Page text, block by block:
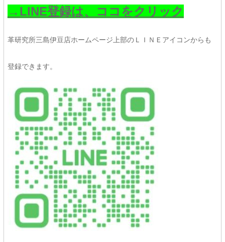
→LINE登録は、ココをクリック
革研究所三島伊豆店ホームページ上部のＬＩＮＥアイコンからも
登録できます。